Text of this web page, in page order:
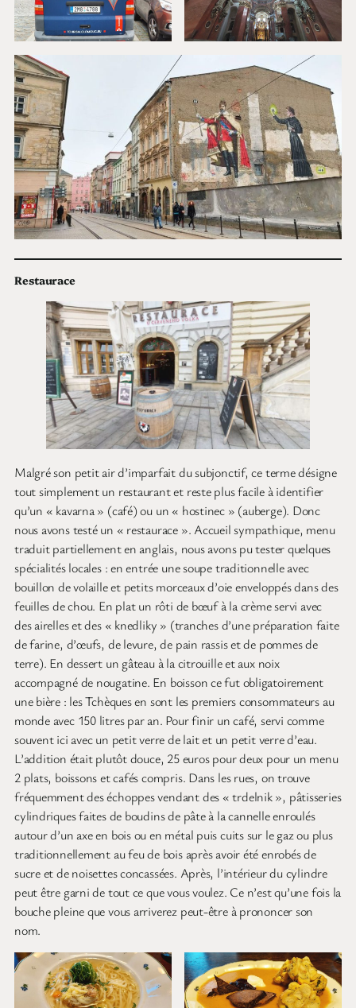
Restaurace
Malgré son petit air d’imparfait du subjonctif, ce terme désigne
tout simplement un restaurant et reste plus facile à identifier
qu’un « kavarna » (café) ou un « hostinec » (auberge). Donc
nous avons testé un « restaurace ». Accueil sympathique, menu
traduit partiellement en anglais, nous avons pu tester quelques
spécialités locales : en entrée une soupe traditionnelle avec
bouillon de volaille et petits morceaux d’oie enveloppés dans des
feuilles de chou. En plat un rôti de bœuf à la crème servi avec
des airelles et des « knedliky » (tranches d’une préparation faite
de farine, d’œufs, de levure, de pain rassis et de pommes de
terre). En dessert un gâteau à la citrouille et aux noix
accompagné de nougatine. En boisson ce fut obligatoirement
une bière : les Tchèques en sont les premiers consommateurs au
monde avec 150 litres par an. Pour finir un café, servi comme
souvent ici avec un petit verre de lait et un petit verre d’eau.
L’addition était plutôt douce, 25 euros pour deux pour un menu
2 plats, boissons et cafés compris. Dans les rues, on trouve
fréquemment des échoppes vendant des « trdelnik », pâtisseries
cylindriques faites de boudins de pâte à la cannelle enroulés
autour d’un axe en bois ou en métal puis cuits sur le gaz ou plus
traditionnellement au feu de bois après avoir été enrobés de
sucre et de noisettes concassées. Après, l’intérieur du cylindre
peut être garni de tout ce que vous voulez. Ce n’est qu’une fois la
bouche pleine que vous arriverez peut-être à prononcer son
nom.